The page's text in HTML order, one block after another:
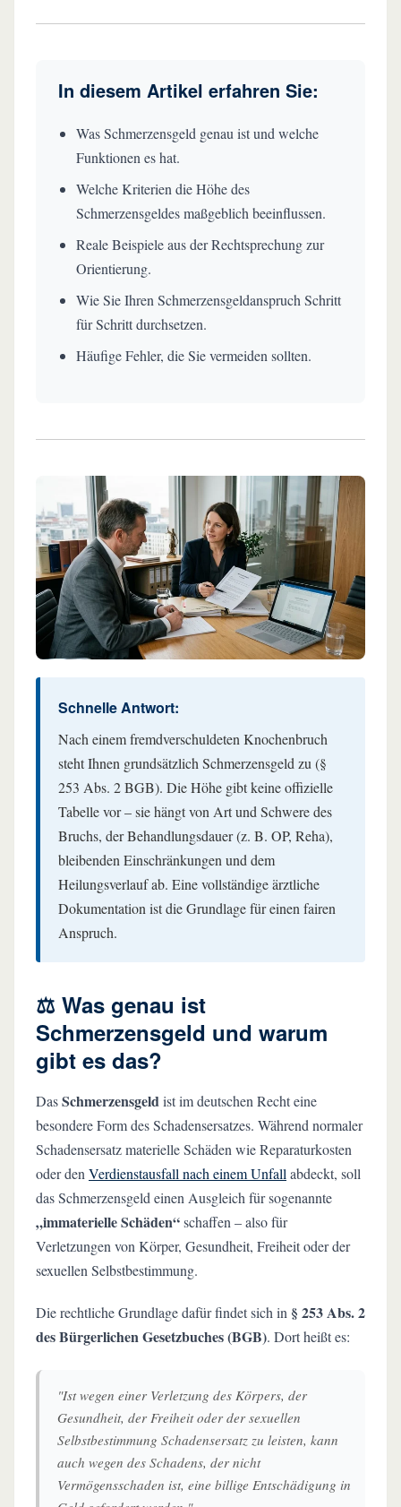
In diesem Artikel erfahren Sie:
Was Schmerzensgeld genau ist und welche
Funktionen es hat.
Welche Kriterien die Höhe des
Schmerzensgeldes maßgeblich beeinflussen.
Reale Beispiele aus der Rechtsprechung zur
Orientierung.
Wie Sie Ihren Schmerzensgeldanspruch Schritt
für Schritt durchsetzen.
Häufige Fehler, die Sie vermeiden sollten.
Schnelle Antwort:
Nach einem fremdverschuldeten Knochenbruch
steht Ihnen grundsätzlich Schmerzensgeld zu (§
253 Abs. 2 BGB). Die Höhe gibt keine offizielle
Tabelle vor – sie hängt von Art und Schwere des
Bruchs, der Behandlungsdauer (z. B. OP, Reha),
bleibenden Einschränkungen und dem
Heilungsverlauf ab. Eine vollständige ärztliche
Dokumentation ist die Grundlage für einen fairen
Anspruch.
⚖️ Was genau ist
Schmerzensgeld und warum
gibt es das?
DasSchmerzensgeldist im deutschen Recht eine
besondere Form des Schadensersatzes. Während normaler
Schadensersatz materielle Schäden wie Reparaturkosten
oder den Verdienstausfall nach einem Unfall abdeckt, soll
das Schmerzensgeld einen Ausgleich für sogenannte
„immaterielle Schäden“schaffen – also für
Verletzungen von Körper, Gesundheit, Freiheit oder der
sexuellen Selbstbestimmung.
Die rechtliche Grundlage dafür findet sich in § 253 Abs. 2
des Bürgerlichen Gesetzbuches (BGB). Dort heißt es:
"Ist wegen einer Verletzung des Körpers, der
Gesundheit, der Freiheit oder der sexuellen
Selbstbestimmung Schadensersatz zu leisten, kann
auch wegen des Schadens, der nicht
Vermögensschaden ist, eine billige Entschädigung in